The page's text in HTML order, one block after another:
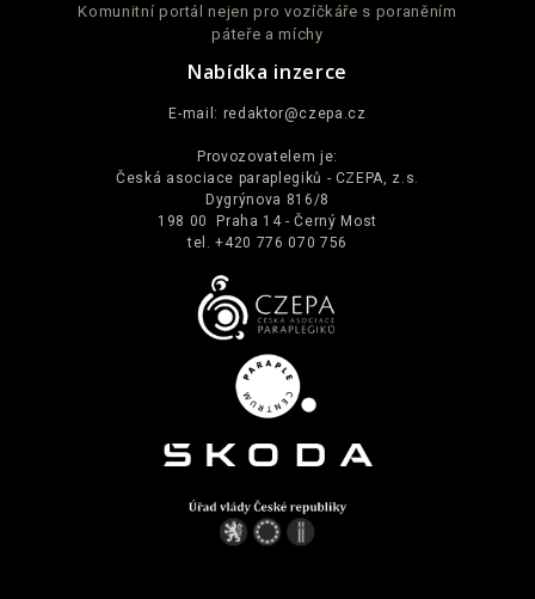
Komunitní portál nejen pro vozíčkáře s poraněním
páteře a míchy
Nabídka inzerce
E-mail: redaktor@czepa.cz
Provozovatelem je:
Česká asociace paraplegiků - CZEPA, z.s.
Dygrýnova 816/8
198 00 Praha 14 - Černý Most
tel. +420 776 070 756